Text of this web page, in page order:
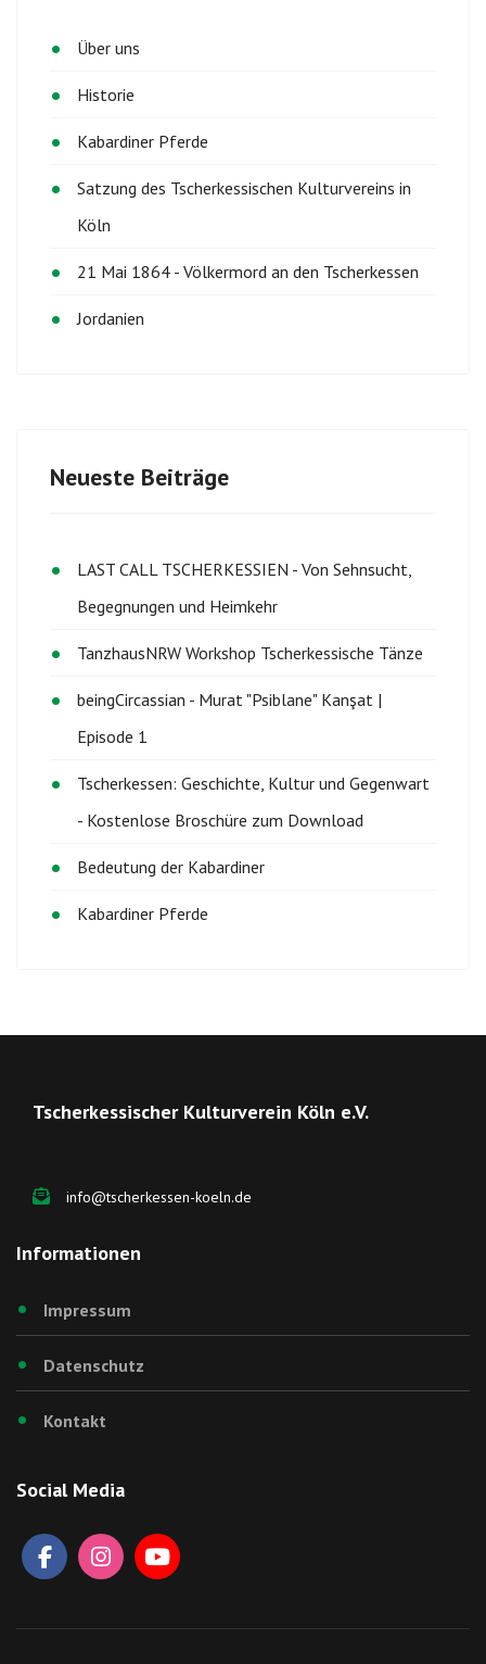
Über uns
Historie
Kabardiner Pferde
Satzung des Tscherkessischen Kulturvereins in
Köln
21 Mai 1864 - Völkermord an den Tscherkessen
Jordanien
Neueste Beiträge
LAST CALL TSCHERKESSIEN - Von Sehnsucht,
Begegnungen und Heimkehr
TanzhausNRW Workshop Tscherkessische Tänze
beingCircassian - Murat "Psiblane" Kanşat |
Episode 1
Tscherkessen: Geschichte, Kultur und Gegenwart
- Kostenlose Broschüre zum Download
Bedeutung der Kabardiner
Kabardiner Pferde
Tscherkessischer Kulturverein Köln e.V.
info@tscherkessen-koeln.de
Informationen
Impressum
Datenschutz
Kontakt
Social Media